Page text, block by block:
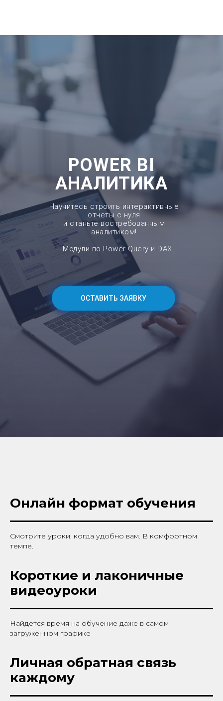
Научитесь строить интерактивные
отчеты с нуля
и станьте востребованным
аналитиком!
+ Модули по Power Query и DAX
ОСТАВИТЬ ЗАЯВКУ
POWER BI
АНАЛИТИКА
Онлайн формат обучения
Смотрите уроки, когда удобно вам. В комфортном
темпе.
Короткие и лаконичные
видеоуроки
Найдется время на обучение даже в самом
загруженном графике
Личная обратная связь
каждому